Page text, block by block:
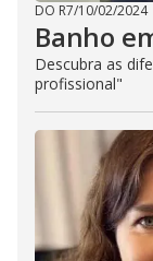
DO R7/10/02/2024
Banho
Descubra as
profissional"